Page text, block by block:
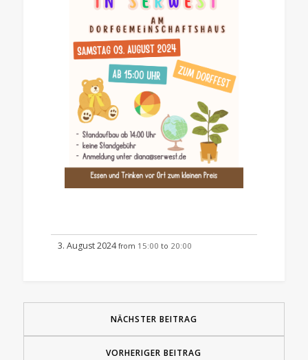
3. August 2024 from 15:00 to 20:00
NÄCHSTER BEITRAG
VORHERIGER BEITRAG